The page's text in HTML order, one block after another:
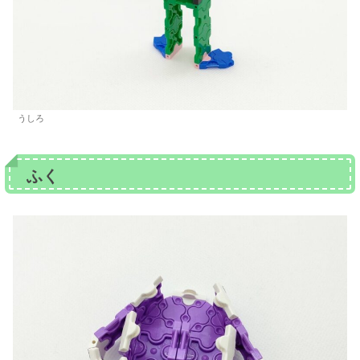
うしろ
ふく